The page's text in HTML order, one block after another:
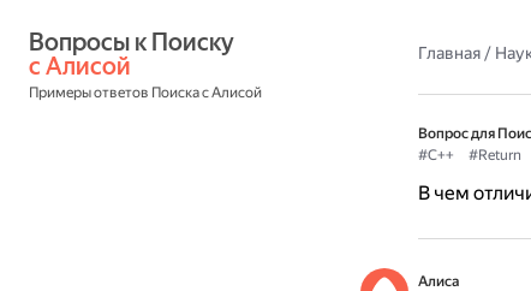
с Алисой
Примеры ответов Поиска с Алисой
Главная/
Вопрос для
#C++
#Return
В чем
Алиса